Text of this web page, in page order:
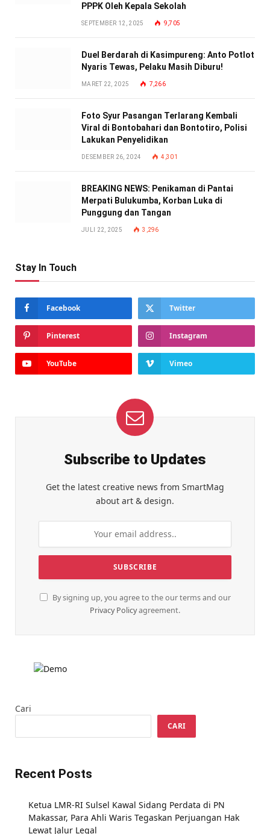
PPPK Oleh Kepala Sekolah
SEPTEMBER 12, 2025 9,705
Duel Berdarah di Kasimpureng: Anto Potlot
Nyaris Tewas, Pelaku Masih Diburu!
MARET 22, 2025 7,266
Foto Syur Pasangan Terlarang Kembali
Viral di Bontobahari dan Bontotiro, Polisi
Lakukan Penyelidikan
DESEMBER 26, 2024 4,301
BREAKING NEWS: Penikaman di Pantai
Merpati Bulukumba, Korban Luka di
Punggung dan Tangan
JULI 22, 2025 3,296
Stay In Touch
Facebook Twitter
Pinterest Instagram
YouTube Vimeo
Subscribe to Updates
Get the latest creative news from SmartMag
about art & design.
By signing up, you agree to the our terms and our
Privacy Policyagreement.
Cari
CARI
Recent Posts
Ketua LMR-RI Sulsel Kawal Sidang Perdata di PN
Makassar, Para Ahli Waris Tegaskan Perjuangan Hak
Lewat Jalur Legal